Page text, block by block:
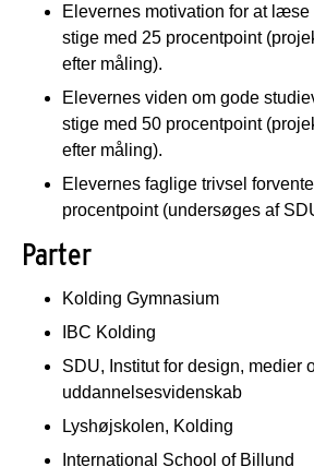
Elevernes motivation for at læse
stige med 25 procentpoint
efter måling).
Elevernes viden om gode
stige med 50 procentpoint
efter måling).
Elevernes faglige trivsel
procentpoint (undersøges af
Parter
Kolding Gymnasium
IBC Kolding
SDU, Institut for design, medier
uddannelsesvidenskab
Lyshøjskolen, Kolding
International School of Billund